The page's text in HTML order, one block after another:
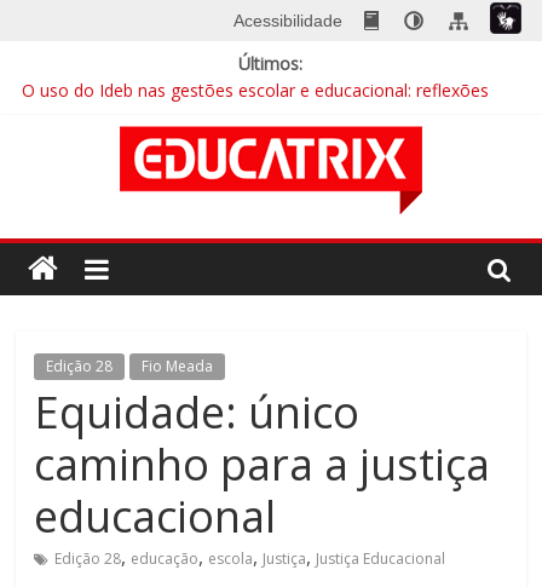
Acessibilidade
Últimos:
O uso do Ideb nas gestões escolar e educacional: reflexões
A escola na era digital
EDUCATRIX 28 | Baixe já a nova edição
Mentalidades matemáticas: a abordagem que quebra barreiras
Revista
–
Editora
Moderna
Estamos
Edição 28 Fio Meada
Equidade: único
caminho para a justiça
educacional
Edição 28, educação, escola, Justiça, Justiça Educacional